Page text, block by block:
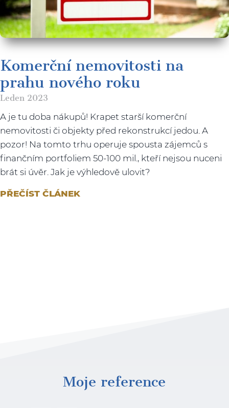
Komerční nemovitosti na
prahu nového roku
Leden 2023
A je tu doba nákupů! Krapet starší komerční
nemovitosti či objekty před rekonstrukcí jedou. A
pozor! Na tomto trhu operuje spousta zájemců s
finančním portfoliem 50-100 mil., kteří nejsou nuceni
brát si úvěr. Jak je výhledově ulovit?
PŘEČÍST ČLÁNEK
Moje reference